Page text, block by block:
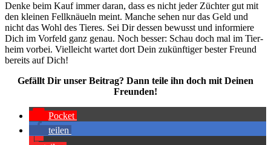
Den­ke beim Kauf immer dar­an, dass es nicht jeder Züch­ter gut mit
den klei­nen Fell­knäu­eln meint. Man­che sehen nur das Geld und
nicht das Wohl des Tie­res. Sei Dir des­sen bewusst und infor­mie­re
Dich im Vor­feld ganz genau. Noch bes­ser: Schau doch mal im Tier­
heim vor­bei. Viel­leicht war­tet dort Dein zukünf­ti­ger bes­ter Freund
bereits auf Dich!
Gefällt Dir unser Bei­trag? Dann tei­le ihn doch mit Dei­nen
Freun­den!
Pocket
tei­len